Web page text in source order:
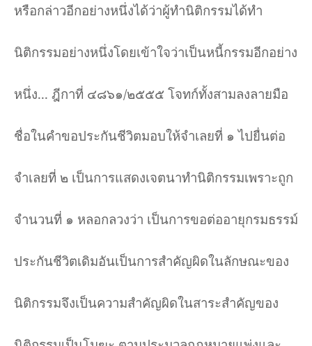
หรือกล่าวอีกอย่างหนึ่งได้ว่าผู้ทำนิติกรรมได้ทำ
นิติกรรมอย่างหนึ่งโดยเข้าใจว่าเป็นหนี้กรรมอีกอย่าง
หนึ่ง... ฎีกาที่ ๔๘๖๑/๒๕๕๕ โจทก์ทั้งสามลงลายมือ
ชื่อในคำขอประกันชีวิตมอบให้จำเลยที่ ๑ ไปยื่นต่อ
จำเลยที่ ๒ เป็นการแสดงเจตนาทำนิติกรรมเพราะถูก
จำนวนที่ ๑ หลอกลวงว่า เป็นการขอต่ออายุกรมธรรม์
ประกันชีวิตเดิมอันเป็นการสำคัญผิดในลักษณะของ
นิติกรรมจึงเป็นความสำคัญผิดในสาระสำคัญของ